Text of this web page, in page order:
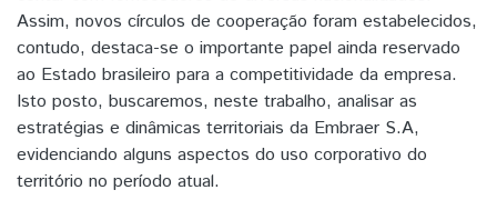
Assim, novos círculos de cooperação foram estabelecidos,
contudo, destaca-se o importante papel ainda reservado
ao Estado brasileiro para a competitividade da empresa.
Isto posto, buscaremos, neste trabalho, analisar as
estratégias e dinâmicas territoriais da Embraer S.A,
evidenciando alguns aspectos do uso corporativo do
território no período atual.